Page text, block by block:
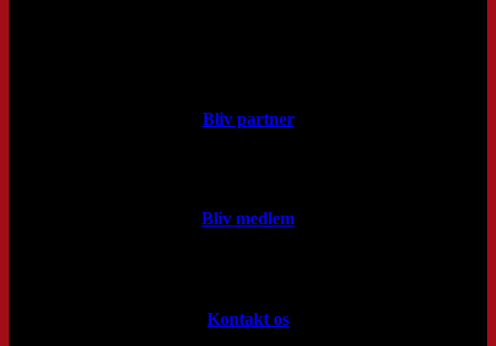
Bliv partner
Bliv medlem
Kontakt os